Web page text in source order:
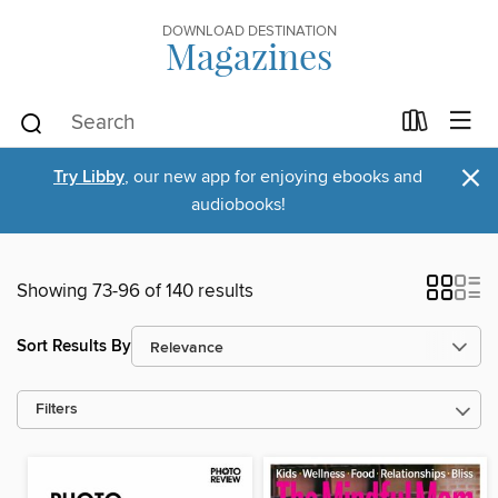
DOWNLOAD DESTINATION
Magazines
Try Libby, our new app for enjoying ebooks and
audiobooks!
×
Showing 73-96 of 140 results
Sort Results By
Filters